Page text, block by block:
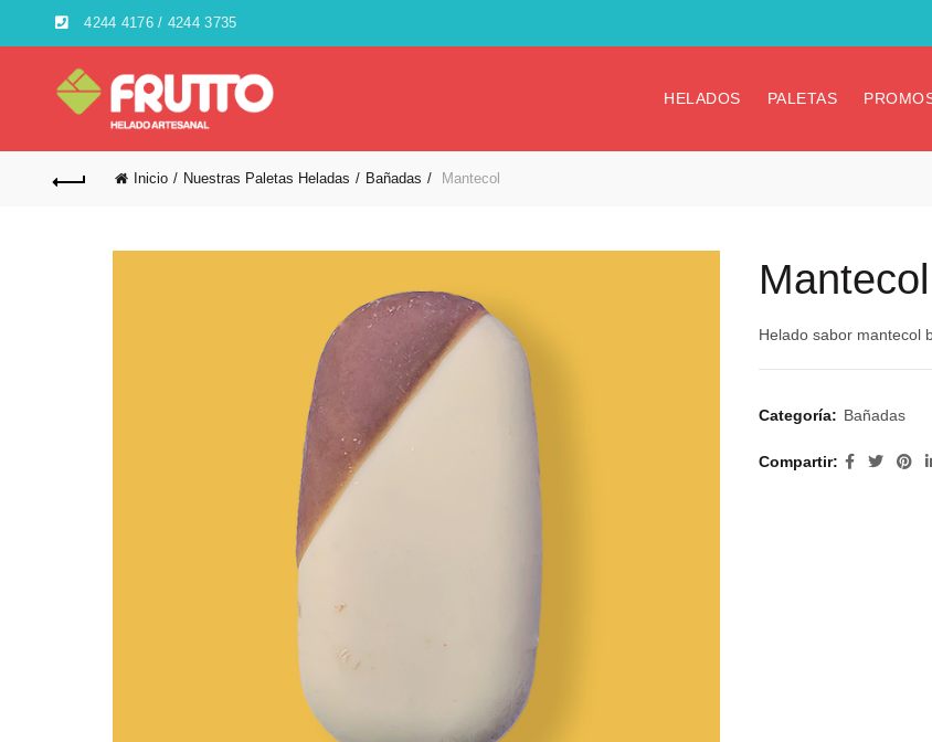
4244 4176 / 4244 3735
HELADOS PALETAS
Inicio Nuestras Paletas Heladas Bañadas Mantecol
Mantecol
Helado sabor mantecol
Categoría: Bañadas
Compartir